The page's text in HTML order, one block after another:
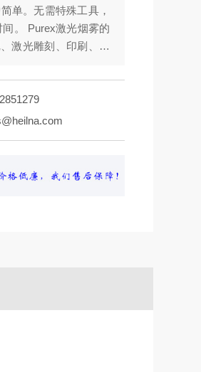
单。无需特殊工具，
。 Purex激光烟雾的
激光雕刻、印刷、轻